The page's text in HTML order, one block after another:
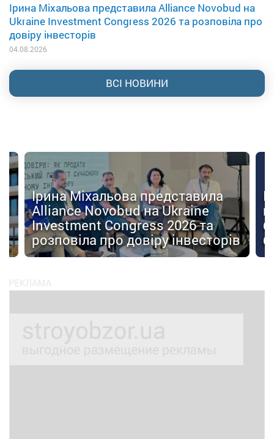
Ірина Міхальова представила Alliance Novobud на
Ukraine Investment Congress 2026 та розповіла про
довіру інвесторів
04.08.2026
ВСІ НОВИНИ
Ірина Міхальова представила
Alliance Novobud на Ukraine
Investment Congress 2026 та
розповіла про довіру інвесторів